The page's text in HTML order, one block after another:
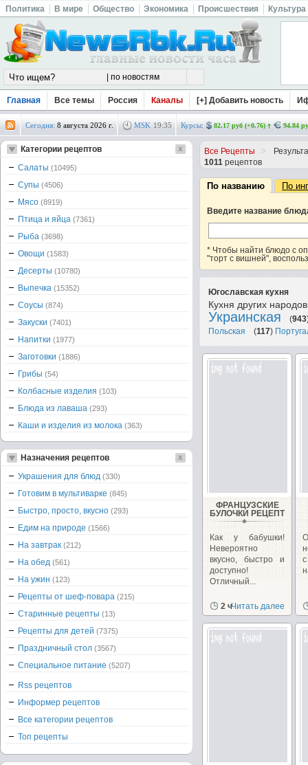
Политика В мире Общество Экономика Происшествия Культура
Главная Все темы Россия Каналы [+] Добавить новость
Сегодня: 8 августа 2026 г. MSK 19:35 Курсы: 82.17 руб (+0.76) 94.84
Все Рецепты >
1011 рецептов
По названию По
Введите название
* Чтобы найти блюдо с
"торт с вишней",
Югославская кухня
Кухня других
Украинская (943
Польская
(117)
ФРАНЦУЗСКИЕ
БУЛОЧКИ РЕЦЕПТ
Как у бабушки!
Невероятно
вкусно, быстро и
доступно!
Отличный...
2 чЧитать далее
Категории рецептов
Салаты (10495)
Супы (4506)
Мясо (8919)
Птица и яйца (7361)
Рыба (3698)
Овощи (1583)
Десерты (10780)
Выпечка (15352)
Соусы (874)
Закуски (7401)
Напитки (1977)
Заготовки (1886)
Грибы (54)
Колбасные изделия (103)
Блюда из лаваша (293)
Каши и изделия из молока (363)
Назначения рецептов
Украшения для блюд (330)
Готовим в мультиварке (845)
Быстро, просто, вкусно (293)
Едим на природе (1566)
На завтрак (212)
На обед (561)
На ужин (123)
Рецепты от шеф-повара (215)
Старинные рецепты (13)
Рецепты для детей (7375)
Праздничный стол (3567)
Специальное питание (5207)
Rss рецептов
Информер рецептов
Все категории рецептов
Топ рецепты